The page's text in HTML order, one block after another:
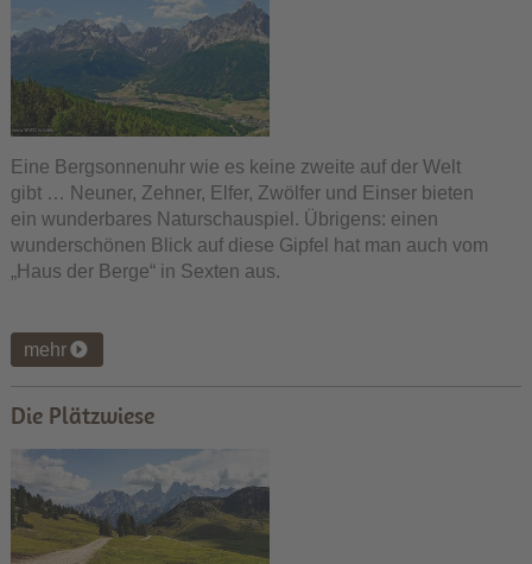
Eine Bergsonnenuhr wie es keine zweite auf der Welt
gibt … Neuner, Zehner, Elfer, Zwölfer und Einser bieten
ein wunderbares Naturschauspiel. Übrigens: einen
wunderschönen Blick auf diese Gipfel hat man auch vom
„Haus der Berge“ in Sexten aus.
mehr
Die Plätzwiese